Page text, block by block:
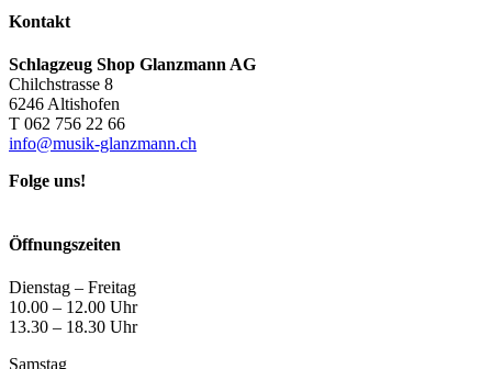
Kontakt
Schlagzeug Shop Glanzmann AG
Chilchstrasse 8
6246 Altishofen
T 062 756 22 66
info@musik-glanzmann.ch
Folge uns!
Öffnungszeiten
Dienstag – Freitag
10.00 – 12.00 Uhr
13.30 – 18.30 Uhr
Samstag